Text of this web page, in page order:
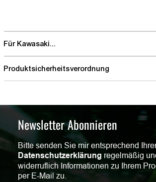
Für Kawasaki...
Produktsicherheitsverordnung
Newsletter Abonnieren
Bitte senden Sie mir entsprechend
Datenschutzerklärung regelmäßig
widerruflich Informationen zu Ihrem
per E-Mail zu.